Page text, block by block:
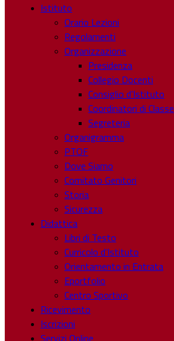
Istituto
Orario Lezioni
Regolamenti
Organizzazione
Presidenza
Collegio Docenti
Consiglio d’Istituto
Coordinatori di Classe
Segreteria
Organigramma
PTOF
Dove Siamo
Comitato Genitori
Storia
Sicurezza
Didattica
Libri di Testo
Curricolo d’Istituto
Orientamento in Entrata
Eportfolio
Centro Sportivo
Ricevimento
Iscrizioni